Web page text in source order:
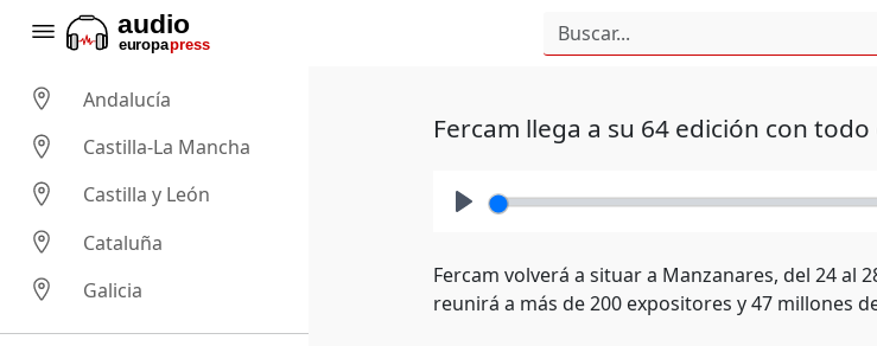
Andalucía
Castilla-La Mancha
Castilla y León
Cataluña
Galicia
Fercam llega a su 64 edición con
Fercam volverá a situar a Manzanares, del 24 al
reunirá a más de 200 expositores y 47 millones